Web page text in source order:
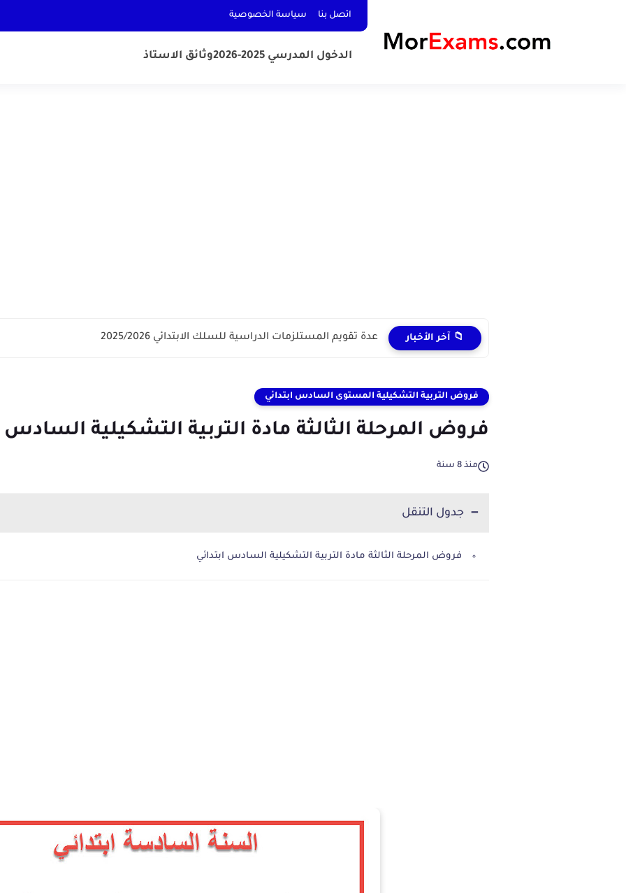
اتصل بنا سياسة الخصوصية
الدخول المدرسي 2025-2026 وثائق الاستاذ
📁 آخر الأخبار عدة تقويم المستلزمات الدراسية للسلك الابتدائي 2025/2026
فروض التربية التشكيلية المستوى السادس ابتدائي
فروض المرحلة الثالثة مادة التربية التشكيلية السادس
منذ 8 سنة
جدول التنقل
فروض المرحلة الثالثة مادة التربية التشكيلية السادس ابتدائي